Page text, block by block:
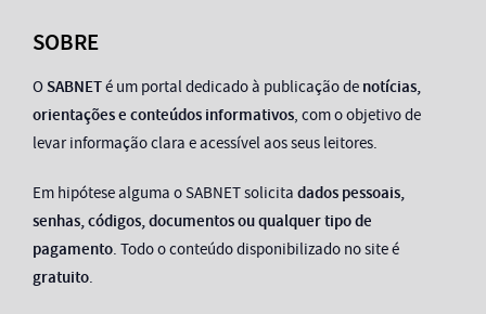
SOBRE
O SABNETé um portal dedicado à publicação de notícias,
orientações e conteúdos informativos, com o objetivo de
levar informação clara e acessível aos seus leitores.
Em hipótese alguma o SABNET solicita dados pessoais,
senhas, códigos, documentos ou qualquer tipo de
pagamento. Todo o conteúdo disponibilizado no site é
gratuito.